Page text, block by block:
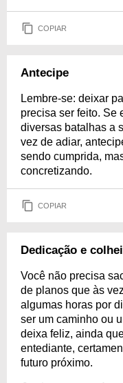
COPIAR
Antecipe
Lembre-se: deixar
precisa ser feito. Se
diversas batalhas a
vez de adiar,
sendo cumprida,
concretizando.
COPIAR
Dedicação e
Você não precisa
de planos que às
algumas horas por
ser um caminho ou
deixa feliz, ainda
entediante,
futuro próximo.